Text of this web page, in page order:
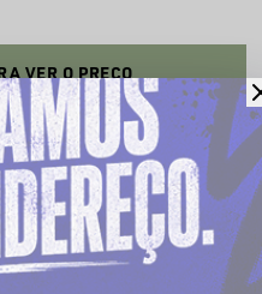
VER O PREÇO
6x sem juros